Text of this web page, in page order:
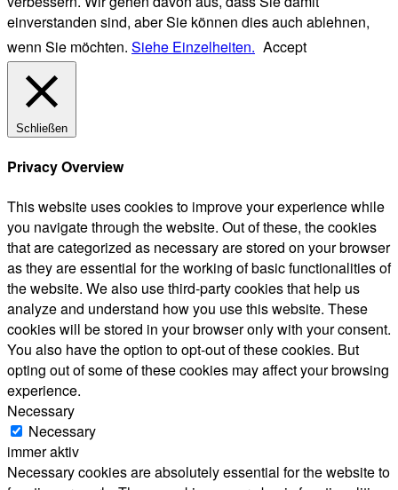
einverstanden sind, aber Sie können dies auch ablehnen,
wenn Sie möchten. Siehe Einzelheiten. Accept
Schließen
Privacy Overview
This website uses cookies to improve your experience while
you navigate through the website. Out of these, the cookies
that are categorized as necessary are stored on your browser
as they are essential for the working of basic functionalities of
the website. We also use third-party cookies that help us
analyze and understand how you use this website. These
cookies will be stored in your browser only with your consent.
You also have the option to opt-out of these cookies. But
opting out of some of these cookies may affect your browsing
experience.
Necessary
Necessary
immer aktiv
Necessary cookies are absolutely essential for the website to